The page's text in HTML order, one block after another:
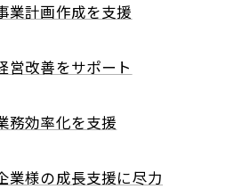
業計画作成を支援
営改善をサポート
務効率化を支援
業様の成長支援に尽力